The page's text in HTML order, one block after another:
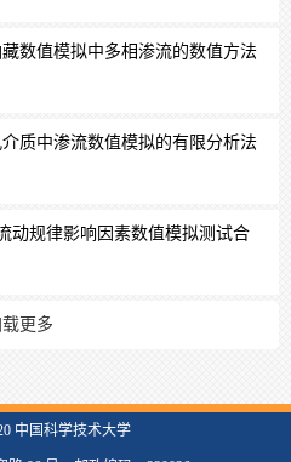
数值模拟中多相渗流的数值方法
质中渗流数值模拟的有限分析法
动规律影响因素数值模拟测试合
更多
中国科学技术大学